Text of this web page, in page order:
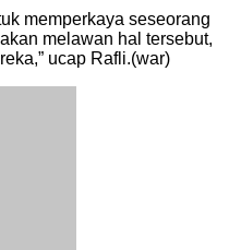
memperkaya seseorang
melawan hal tersebut,
ucap Rafli.(war)